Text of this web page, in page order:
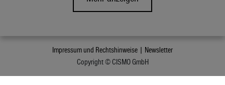
Impressum und Rechtshinweise | Newsletter
Copyright © CISMO GmbH